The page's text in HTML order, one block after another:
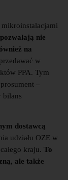
nie
na
w
PPA. Tym
–
bilans
dostawcą
udziału OZE w
kraju. To
ale także